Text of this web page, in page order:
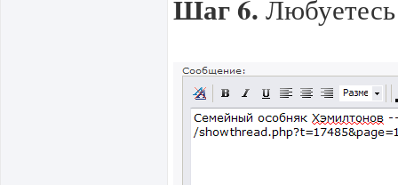
Шаг 6. Любуетесь